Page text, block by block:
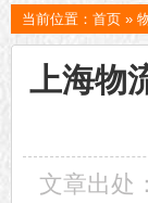
当前位置： 首页 »
上海物
文章出处：